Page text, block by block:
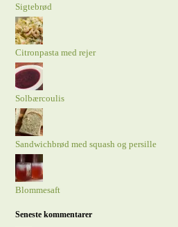
Sigtebrød
Citronpasta med rejer
Solbærcoulis
Sandwichbrød med squash og persille
Blommesaft
Seneste kommentarer